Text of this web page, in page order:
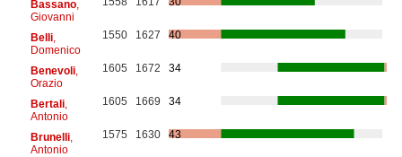
Bassano,
Giovanni
Belli,
Domenico
1550 1627 40
Benevoli,
Orazio
1605 1672 34
Bertali,
Antonio
1605 1669 34
Brunelli,
Antonio
1575 1630 43